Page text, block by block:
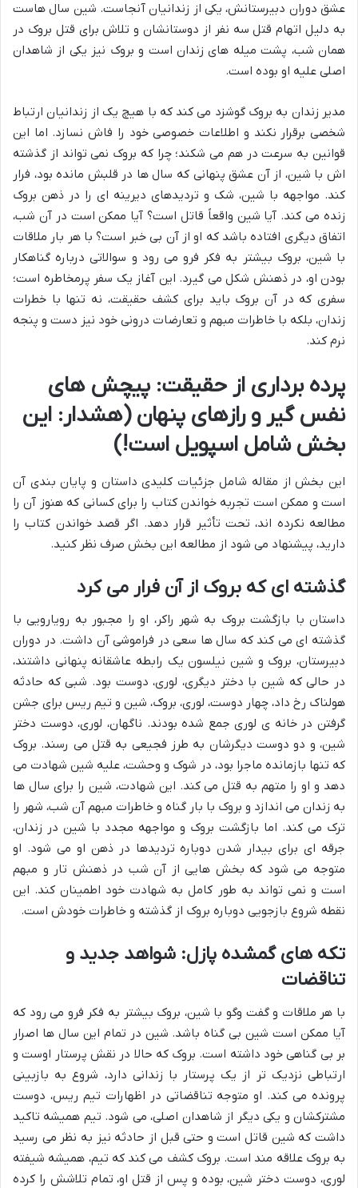
عشق دوران دبیرستانش، یکی از زندانیان آنجاست. شین سال هاست
به دلیل اتهام قتل سه نفر از دوستانشان و تلاش برای قتل بروک در
همان شب، پشت میله های زندان است و بروک نیز یکی از شاهدان
اصلی علیه او بوده است.
مدیر زندان به بروک گوشزد می کند که با هیچ یک از زندانیان ارتباط
شخصی برقرار نکند و اطلاعات خصوصی خود را فاش نسازد. اما این
قوانین به سرعت در هم می شکند؛ چرا که بروک نمی تواند از گذشته
اش با شین، از آن عشق پنهانی که سال ها در قلبش مانده بود، فرار
کند. مواجهه با شین، شک و تردیدهای دیرینه ای را در ذهن بروک
زنده می کند. آیا شین واقعاً قاتل است؟ آیا ممکن است در آن شب،
اتفاق دیگری افتاده باشد که او از آن بی خبر است؟ با هر بار ملاقات
با شین، بروک بیشتر به فکر فرو می رود و سوالاتی درباره گناهکار
بودن او، در ذهنش شکل می گیرد. این آغاز یک سفر پرمخاطره است؛
سفری که در آن بروک باید برای کشف حقیقت، نه تنها با خطرات
زندان، بلکه با خاطرات مبهم و تعارضات درونی خود نیز دست و پنجه
نرم کند.
پرده برداری از حقیقت: پیچش های
نفس گیر و رازهای پنهان (هشدار: این
بخش شامل اسپویل است!)
این بخش از مقاله شامل جزئیات کلیدی داستان و پایان بندی آن
است و ممکن است تجربه خواندن کتاب را برای کسانی که هنوز آن را
مطالعه نکرده اند، تحت تأثیر قرار دهد. اگر قصد خواندن کتاب را
دارید، پیشنهاد می شود از مطالعه این بخش صرف نظر کنید.
گذشته ای که بروک از آن فرار می کرد
داستان با بازگشت بروک به شهر راکر، او را مجبور به رویارویی با
گذشته ای می کند که سال ها سعی در فراموشی آن داشت. در دوران
دبیرستان، بروک و شین نیلسون یک رابطه عاشقانه پنهانی داشتند،
در حالی که شین با دختر دیگری، لوری، دوست بود. شبی که حادثه
هولناک رخ داد، چهار دوست، لوری، بروک، شین و تیم ریس برای جشن
گرفتن در خانه ی لوری جمع شده بودند. ناگهان، لوری، دوست دختر
شین، و دو دوست دیگرشان به طرز فجیعی به قتل می رسند. بروک
که تنها بازمانده ماجرا بود، در شوک و وحشت، علیه شین شهادت می
دهد و او را متهم به قتل می کند. این شهادت، شین را برای سال ها
به زندان می اندازد و بروک با بار گناه و خاطرات مبهم آن شب، شهر را
ترک می کند. اما بازگشت بروک و مواجهه مجدد با شین در زندان،
جرقه ای برای بیدار شدن دوباره تردیدها در ذهن او می شود. او
متوجه می شود که بخش هایی از آن شب در ذهنش تار و مبهم
است و نمی تواند به طور کامل به شهادت خود اطمینان کند. این
نقطه شروع بازجویی دوباره بروک از گذشته و خاطرات خودش است.
تکه های گمشده پازل: شواهد جدید و
تناقضات
با هر ملاقات و گفت وگو با شین، بروک بیشتر به فکر فرو می رود که
آیا ممکن است شین بی گناه باشد. شین در تمام این سال ها اصرار
بر بی گناهی خود داشته است. بروک که حالا در نقش پرستار اوست و
ارتباطی نزدیک تر از یک پرستار با زندانی دارد، شروع به بازبینی
پرونده می کند. او متوجه تناقضاتی در اظهارات تیم ریس، دوست
مشترکشان و یکی دیگر از شاهدان اصلی، می شود. تیم همیشه تاکید
داشت که شین قاتل است و حتی قبل از حادثه نیز به نظر می رسید
به بروک علاقه مند است. بروک کشف می کند که تیم، همیشه شیفته
لوری، دوست دختر شین، بوده و پس از قتل او، تمام تلاشش را کرده